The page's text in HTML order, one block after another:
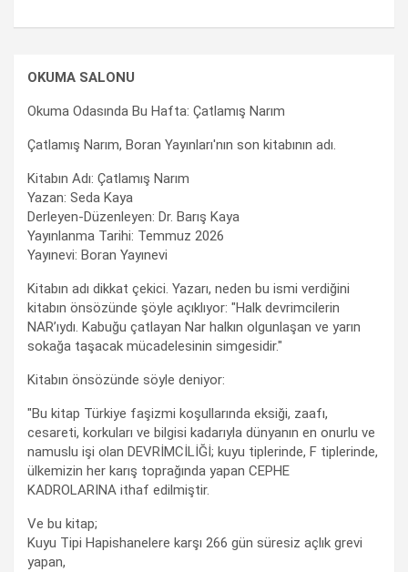
OKUMA SALONU
Okuma Odasında Bu Hafta: Çatlamış Narım
Çatlamış Narım, Boran Yayınları'nın son kitabının adı.
Kitabın Adı: Çatlamış Narım
Yazan: Seda Kaya
Derleyen-Düzenleyen: Dr. Barış Kaya
Yayınlanma Tarihi: Temmuz 2026
Yayınevi: Boran Yayınevi
Kitabın adı dikkat çekici. Yazarı, neden bu ismi verdiğini
kitabın önsözünde şöyle açıklıyor: "Halk devrimcilerin
NAR’ıydı. Kabuğu çatlayan Nar halkın olgunlaşan ve yarın
sokağa taşacak mücadelesinin simgesidir."
Kitabın önsözünde söyle deniyor:
"Bu kitap Türkiye faşizmi koşullarında eksiği, zaafı,
cesareti, korkuları ve bilgisi kadarıyla dünyanın en onurlu ve
namuslu işi olan DEVRİMCİLİĞİ; kuyu tiplerinde, F tiplerinde,
ülkemizin her karış toprağında yapan CEPHE
KADROLARINA ithaf edilmiştir.
Ve bu kitap;
Kuyu Tipi Hapishanelere karşı 266 gün süresiz açlık grevi
yapan,